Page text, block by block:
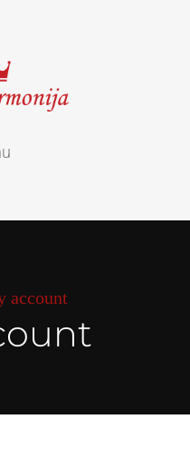
account